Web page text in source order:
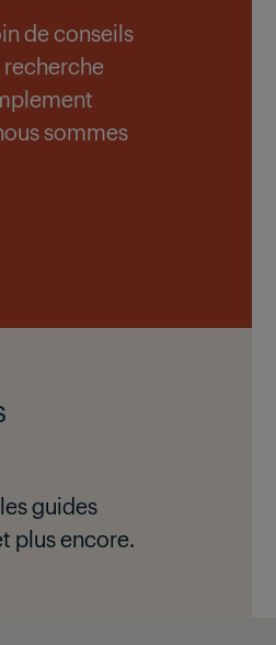
de conseils
recherche
sommes
guides
plus encore.